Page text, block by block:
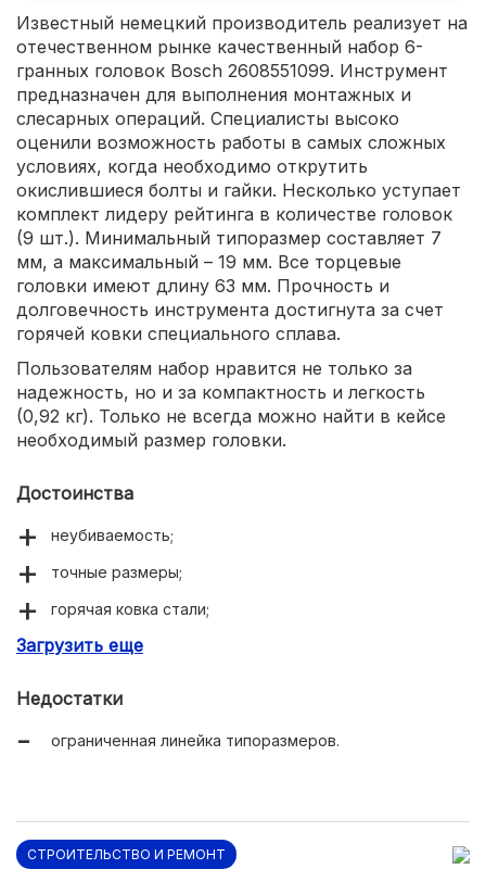
Известный немецкий производитель реализует на
отечественном рынке качественный набор 6-
гранных головок Bosch 2608551099. Инструмент
предназначен для выполнения монтажных и
слесарных операций. Специалисты высоко
оценили возможность работы в самых сложных
условиях, когда необходимо открутить
окислившиеся болты и гайки. Несколько уступает
комплект лидеру рейтинга в количестве головок
(9 шт.). Минимальный типоразмер составляет 7
мм, а максимальный – 19 мм. Все торцевые
головки имеют длину 63 мм. Прочность и
долговечность инструмента достигнута за счет
горячей ковки специального сплава.
Пользователям набор нравится не только за
надежность, но и за компактность и легкость
(0,92 кг). Только не всегда можно найти в кейсе
необходимый размер головки.
Достоинства
неубиваемость;
точные размеры;
горячая ковка стали;
удобные ячейки в кейсе.
Загрузить еще
Недостатки
ограниченная линейка типоразмеров.
СТРОИТЕЛЬСТВО И РЕМОНТ